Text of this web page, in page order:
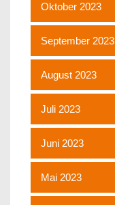
Oktober 2023
September 2023
August 2023
Juli 2023
Juni 2023
Mai 2023